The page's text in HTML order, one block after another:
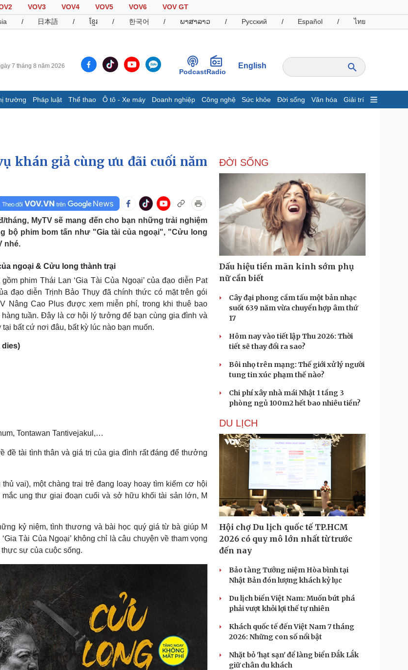
VOV3 VOV4 VOV5 VOV6
VOV GT
/ 日本語 / ខ្មែរ / 한국어 / ພາສາລາວ / Русский / Español / ไทย
7 tháng 8 năm 2026
PodcastRadio
English
trường Pháp luật Thể thao Ô tô - Xe máy Doanh nghiệp Công nghệ Sức khỏe Đời sống Văn hóa Giải trí
Infographic
Giá cà phê
thao
thi đấu bóng đá
giới thể thao
Ô tô - Xe máy
Xe máy
Tư vấn
Doanh nghiệp
Thông tin doanh nghiệp
Doanh nghiệp 24h
Doanh nhân
Vì cộng đồng
Công nghệ
Sành điệu
Tin Công nghệ
Trải nghiệm
Chuyển đổi số
khấu - Điện ảnh
học
nhạc
Nghệ sĩ
Thời trang
Sao Việt
Tư vấn
Săn Tour
check-in
Podcast
Đọc truyện đêm khuya
Cửa sổ tình yêu
khán giả cùng ưu đãi cuối năm
MyTV sẽ mang đến cho bạn những trải nghiệm
phim bom tấn như "Gia tài của ngoại", "Cửu long
nhé.
ngoại & Cửu long thành trại
phim Thái Lan ‘Gia Tài Của Ngoại’ của đạo diễn Pat
đạo diễn Trịnh Bảo Thụy đã chính thức có mặt trên gói
Nâng Cao Plus được xem miễn phí, trong khi thuê bao
tuần. Đây là cơ hội lý tưởng để bạn cùng gia đình và
bất cứ nơi đâu, bất kỳ lúc nào bạn muốn.
dies)
Tontawan Tantivejakul,…
đề tài tình thân và giá trị của gia đình rất đáng để thưởng
vai), một chàng trai trẻ đang loay hoay tìm kiếm cơ hội
ung thư giai đoạn cuối và sở hữu khối tài sản lớn, M
kỷ niệm, tình thương và bài học quý giá từ bà giúp M
Tài Của Ngoại’ không chỉ là câu chuyện về tham vọng
sự của cuộc sống.
ĐỜI SỐNG
Dấu hiệu tiền mãn kinh sớm phụ
nữ cần biết
Cây đại phong cầm tấu một bản nhạc
suốt 639 năm vừa chuyển hợp âm thứ
17
Hôm nay vào tiết lập Thu 2026: Thời
tiết sẽ thay đổi ra sao?
Bôi nhọ trên mạng: Thế giới xử lý người
tung tin xúc phạm thế nào?
Chi phí xây nhà mái Nhật 1 tầng 3
phòng ngủ 100m2 hết bao nhiêu tiền?
DU LỊCH
Hội chợ Du lịch quốc tế TP.HCM
2026 có quy mô lớn nhất từ trước
đến nay
Bảo tàng Tưởng niệm Hòa bình tại
Nhật Bản đón lượng khách kỷ lục
Du lịch biển Việt Nam: Muốn bứt phá
phải vượt khỏi lợi thế tự nhiên
Khách quốc tế đến Việt Nam 7 tháng
2026: Những con số nổi bật
Nhặt bỏ 'hạt sạn' để làng biển Đắk Lắk
giữ chân du khách